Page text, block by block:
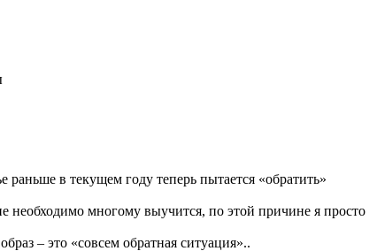
в текущем году теперь пытается «обратить»
необходимо многому выучится, по этой причине я просто
– это «совсем обратная ситуация»..